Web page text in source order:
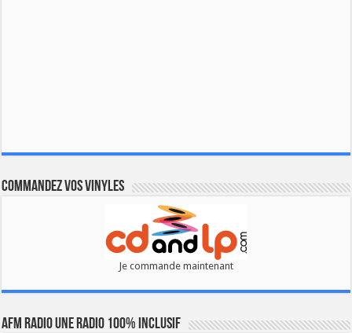
Commandez vos vinyles
Je commande maintenant
AFM RADIO UNE RADIO 100% INCLUSIF